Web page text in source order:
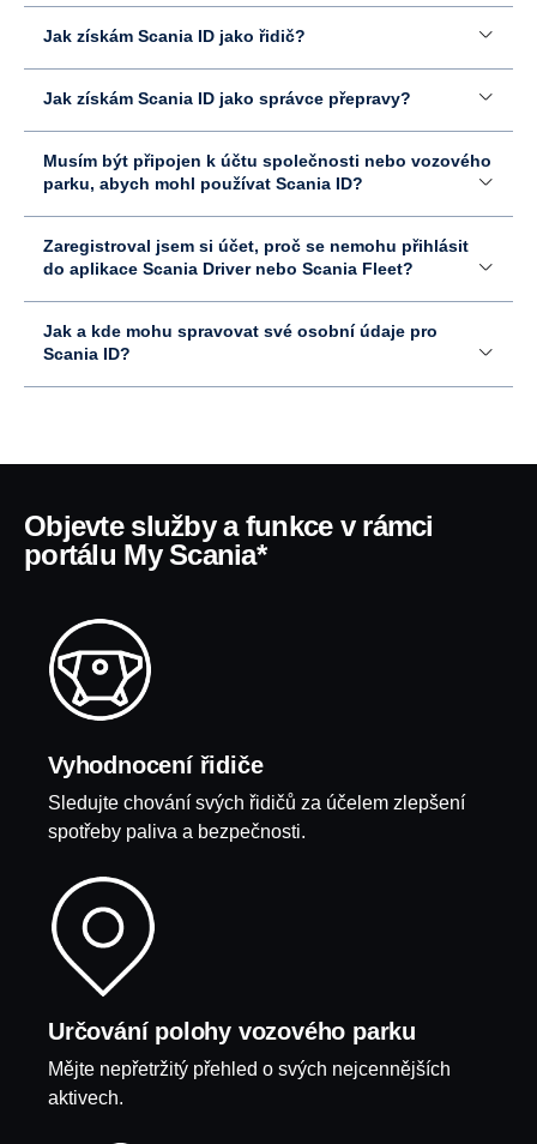
Jak získám Scania ID jako řidič?
Jak získám Scania ID jako správce přepravy?
Musím být připojen k účtu společnosti nebo vozového
parku, abych mohl používat Scania ID?
Zaregistroval jsem si účet, proč se nemohu přihlásit
do aplikace Scania Driver nebo Scania Fleet?
Jak a kde mohu spravovat své osobní údaje pro
Scania ID?
Objevte služby a funkce v rámci
portálu My Scania*
Vyhodnocení řidiče
Sledujte chování svých řidičů za účelem zlepšení
spotřeby paliva a bezpečnosti.
Určování polohy vozového parku
Mějte nepřetržitý přehled o svých nejcennějších
aktivech.